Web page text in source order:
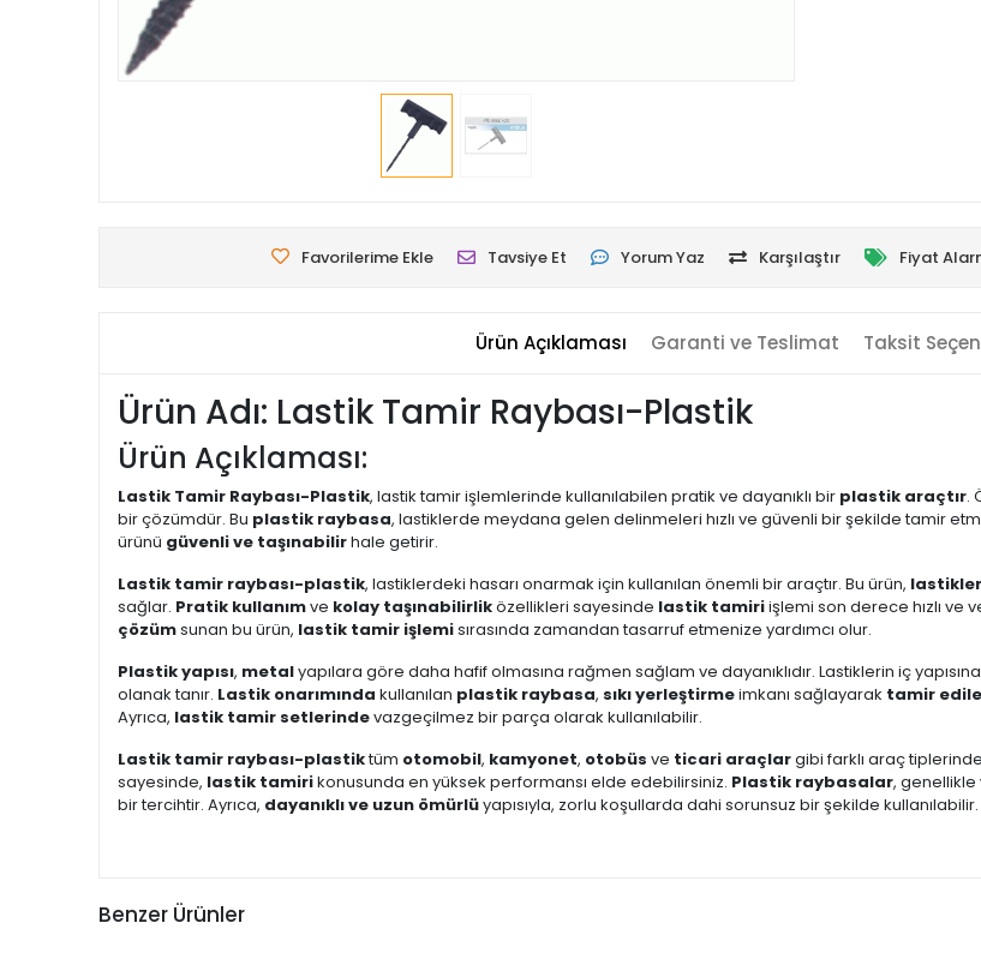
Favorilerime Ekle Tavsiye Et Yorum Yaz Karşılaştır Fiyat
Ürün Açıklaması Garanti ve Teslimat Taksit
Ürün Adı: Lastik Tamir Raybası-Plastik
Ürün Açıklaması:
Lastik Tamir Raybası-Plastik, lastik tamir işlemlerinde kullanılabilen pratik ve dayanıklı bir plastik araçtır.
bir çözümdür. Bu plastik raybasa, lastiklerde meydana gelen delinmeleri hızlı ve güvenli bir şekilde tamir
ürünü güvenli ve taşınabilirhale getirir.
Lastik tamir raybası-plastik, lastiklerdeki hasarı onarmak için kullanılan önemli bir araçtır. Bu ürün,
sağlar. Pratik kullanımve kolay taşınabilirliközellikleri sayesinde lastik tamiriişlemi son derece hızlı ve
çözümsunan bu ürün, lastik tamir işlemisırasında zamandan tasarruf etmenize yardımcı olur.
Plastik yapısı, metalyapılara göre daha hafif olmasına rağmen sağlam ve dayanıklıdır. Lastiklerin iç
olanak tanır. Lastik onarımında kullanılan plastik raybasa, sıkı yerleştirmeimkanı sağlayarak tamir
Ayrıca, lastik tamir setlerindevazgeçilmez bir parça olarak kullanılabilir.
Lastik tamir raybası-plastiktüm otomobil, kamyonet, otobüs ve ticari araçlargibi farklı araç tiplerinde
sayesinde, lastik tamirikonusunda en yüksek performansı elde edebilirsiniz. Plastik raybasalar, genellikle
bir tercihtir. Ayrıca, dayanıklı ve uzun ömürlüyapısıyla, zorlu koşullarda dahi sorunsuz bir şekilde kullanılabilir.
Benzer Ürünler